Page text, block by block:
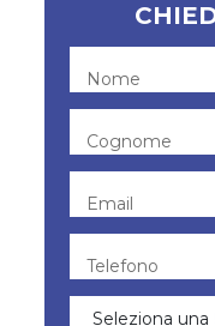
Nome
Cognome
Email
Telefono